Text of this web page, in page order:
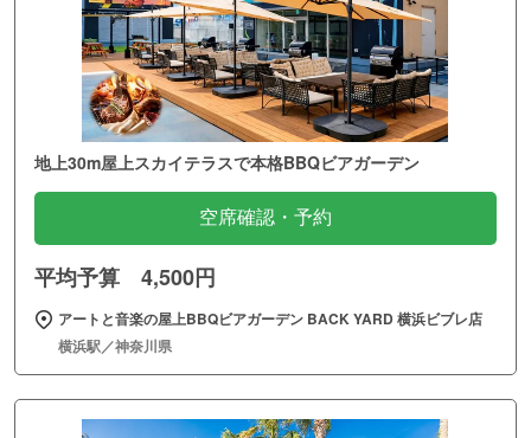
地上30m屋上スカイテラスで本格BBQビアガーデン
空席確認・予約
平均予算 4,500円
アートと音楽の屋上BBQビアガーデン BACK YARD 横浜ビブレ店
横浜駅／神奈川県